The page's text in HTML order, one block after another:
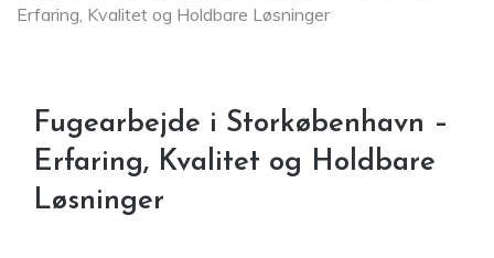
Erfaring, Kvalitet og Holdbare Løsninger
Fugearbejde i Storkøbenhavn –
Erfaring, Kvalitet og Holdbare
Løsninger